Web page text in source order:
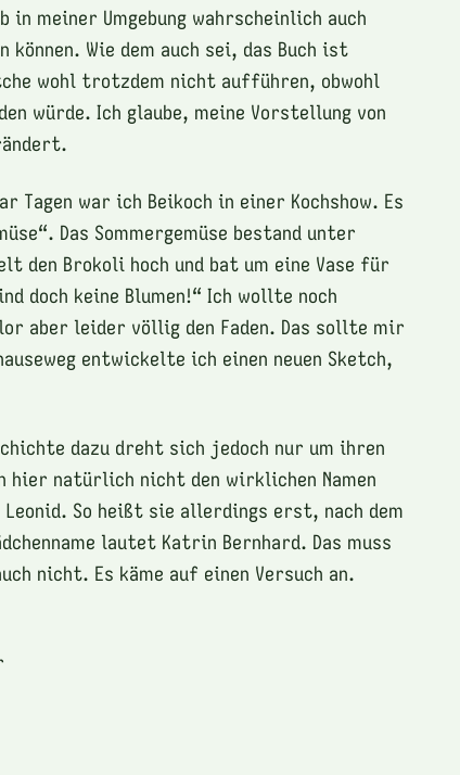
meiner Umgebung wahrscheinlich auch
Wie dem auch sei, das Buch ist
wohl trotzdem nicht aufführen, obwohl
würde. Ich glaube, meine Vorstellung von
Tagen war ich Beikoch in einer Kochshow. Es
Das Sommergemüse bestand unter
den Brokoli hoch und bat um eine Vase für
doch keine Blumen!“ Ich wollte noch
aber leider völlig den Faden. Das sollte mir
entwickelte ich einen neuen Sketch,
dazu dreht sich jedoch nur um ihren
hier natürlich nicht den wirklichen Namen
So heißt sie allerdings erst, nach dem
lautet Katrin Bernhard. Das muss
nicht. Es käme auf einen Versuch an.